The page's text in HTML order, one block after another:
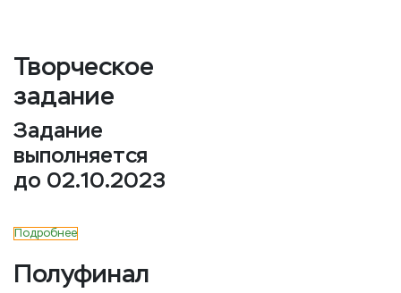
Творческое
задание
Задание
выполняется
до 02.10.2023
Подробнее
Полуфинал